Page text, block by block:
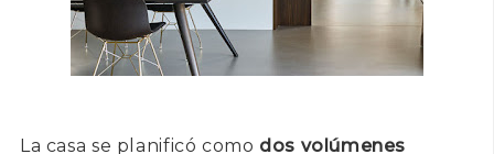
La casa se planificó como dos volúmenes